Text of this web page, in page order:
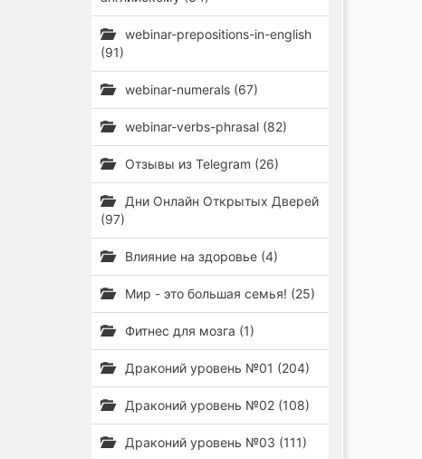
webinar-prepositions-in-english
(91)
webinar-numerals (67)
webinar-verbs-phrasal (82)
Отзывы из Telegram (26)
Дни Онлайн Открытых Дверей
(97)
Влияние на здоровье (4)
Мир - это большая семья! (25)
Фитнес для мозга (1)
Драконий уровень №01 (204)
Драконий уровень №02 (108)
Драконий уровень №03 (111)